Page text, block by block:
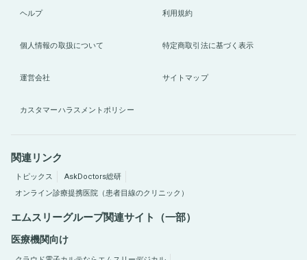
ヘルプ 利用規約
個人情報の取扱について 特定商取引法に基づく表示
運営会社 サイトマップ
カスタマーハラスメントポリシー
関連リンク
トピックス
AskDoctors総研
オンライン診療提携医院（患者目線のクリニック）
エムスリーグループ関連サイト（一部）
医療機関向け